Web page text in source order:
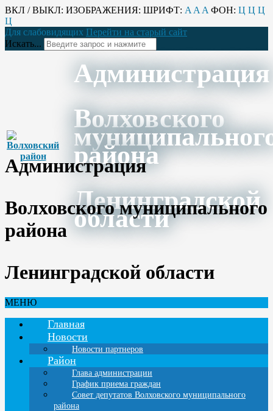
ВКЛ / ВЫКЛ: ИЗОБРАЖЕНИЯ: ШРИФТ: A A A ФОН: Ц Ц Ц
Ц
Для слабовидящих Перейти на старый сайт
Искать...
Администрация
Волховского
района
Ленинградской
области
Администрация
Волховского муниципального
района
Ленинградской области
МЕНЮ
Главная
Новости
Новости партнеров
Район
Глава администрации
График приема граждан
Совет депутатов Волховского муниципального
района